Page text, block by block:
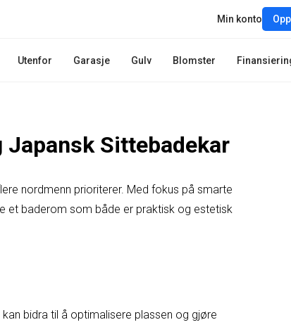
Utenfor Garasje Gulv Blomster
Min konto
Sittebadekar
nordmenn prioriterer. Med fokus på smarte
et baderom som både er praktisk og estetisk
bidra til å optimalisere plassen og gjøre